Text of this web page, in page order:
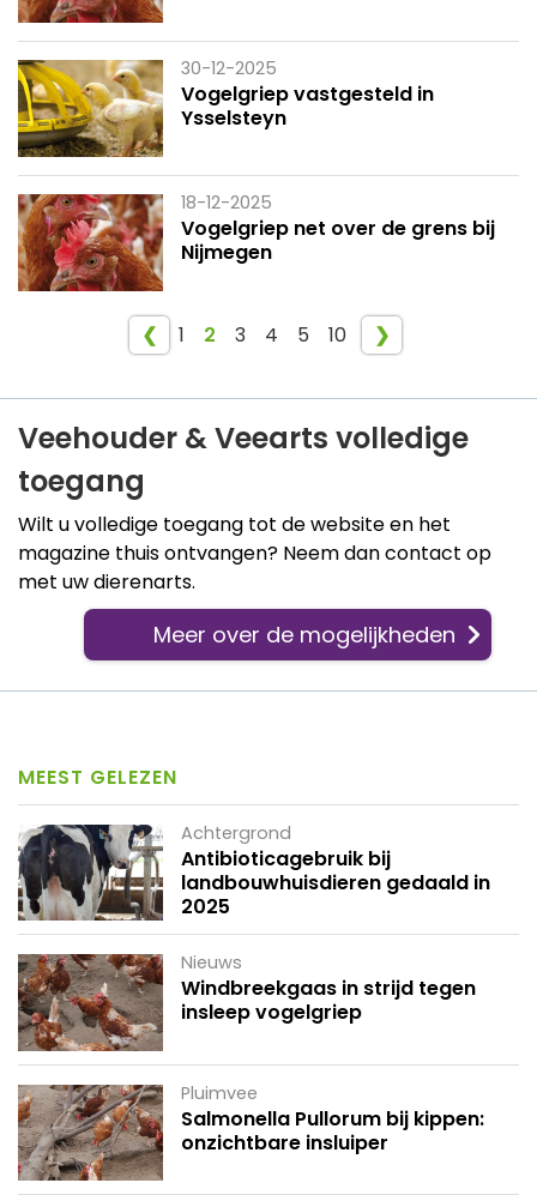
30-12-2025
Vogelgriep vastgesteld in
Ysselsteyn
18-12-2025
Vogelgriep net over de grens bij
Nijmegen
❮ 1 2 3 4 5 10 ❯
Veehouder & Veearts volledige
toegang
Wilt u volledige toegang tot de website en het
magazine thuis ontvangen? Neem dan contact op
met uw dierenarts.
Meer over de mogelijkheden
MEEST GELEZEN
Achtergrond
Antibioticagebruik bij
landbouwhuisdieren gedaald in
2025
Nieuws
Windbreekgaas in strijd tegen
insleep vogelgriep
Pluimvee
Salmonella Pullorum bij kippen:
onzichtbare insluiper